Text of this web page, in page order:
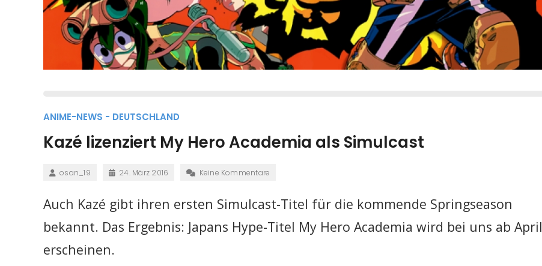
ANIME-NEWS - DEUTSCHLAND
Kazé lizenziert My Hero Academia als Simulcast
osan_19 24. März 2016 Keine Kommentare
Auch Kazé gibt ihren ersten Simulcast-Titel für die kommende Springseason
bekannt. Das Ergebnis: Japans Hype-Titel My Hero Academia wird bei uns ab April
erscheinen.